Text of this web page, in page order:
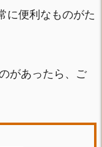
に便利なものがた
があったら、ご